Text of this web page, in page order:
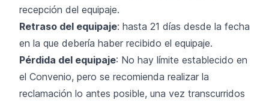
recepción del equipaje.
Retraso del equipaje: hasta 21 días desde la fecha
en la que debería haber recibido el equipaje.
Pérdida del equipaje: No hay límite establecido en
el Convenio, pero se recomienda realizar la
reclamación lo antes posible, una vez transcurridos